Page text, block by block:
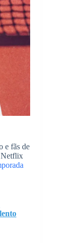
e fãs de
Netflix